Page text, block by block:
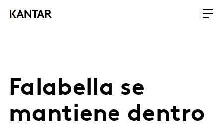
Falabella se
mantiene dentro